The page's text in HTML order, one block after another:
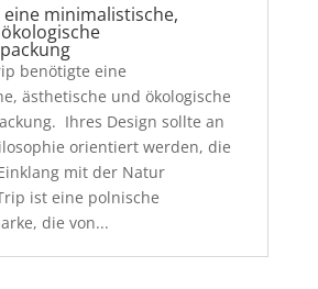
eine minimalistische,
benötigte eine
ästhetische und ökologische
Ihres Design sollte an
orientiert werden, die
mit der Natur
ist eine polnische
die von...